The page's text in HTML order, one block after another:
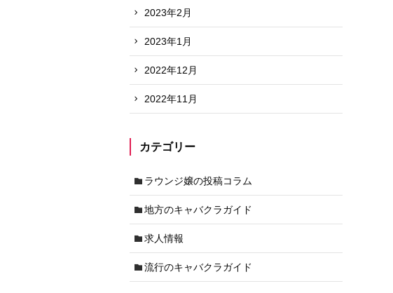
2023年2月
2023年1月
2022年12月
2022年11月
カテゴリー
ラウンジ嬢の投稿コラム
地方のキャバクラガイド
求人情報
流行のキャバクラガイド